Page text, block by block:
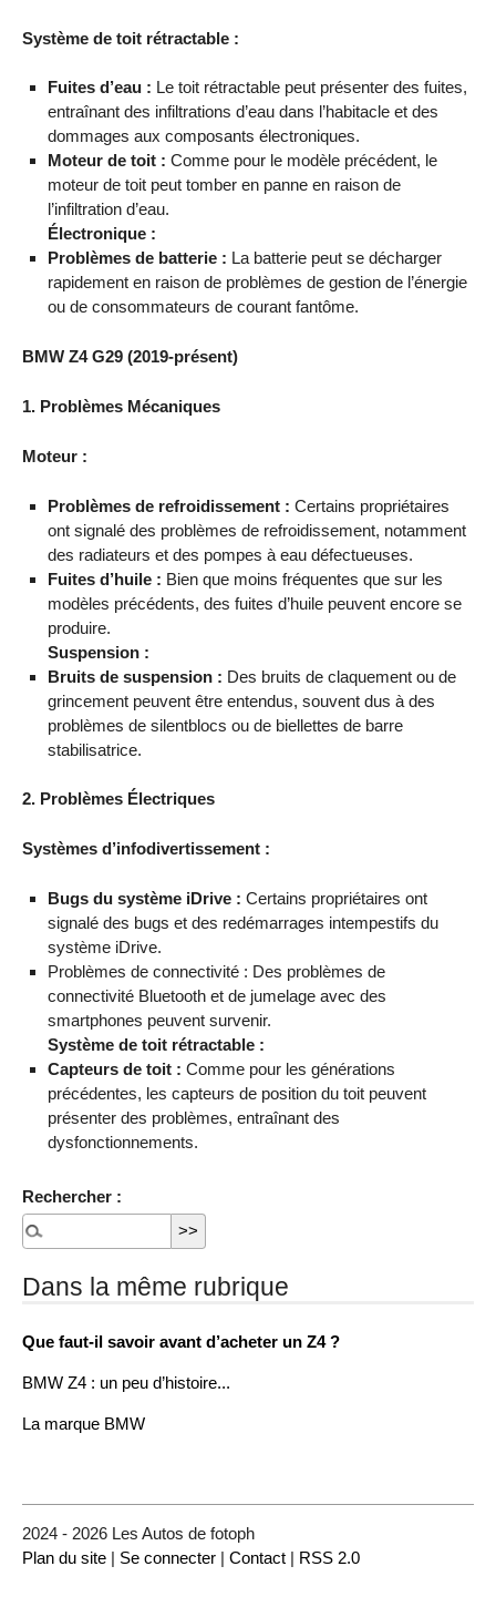
Système de toit rétractable :
Fuites d’eau : Le toit rétractable peut présenter des fuites,
entraînant des infiltrations d’eau dans l’habitacle et des
dommages aux composants électroniques.
Moteur de toit : Comme pour le modèle précédent, le
moteur de toit peut tomber en panne en raison de
l’infiltration d’eau.
Électronique :
Problèmes de batterie : La batterie peut se décharger
rapidement en raison de problèmes de gestion de l’énergie
ou de consommateurs de courant fantôme.
BMW Z4 G29 (2019-présent)
1. Problèmes Mécaniques
Moteur :
Problèmes de refroidissement : Certains propriétaires
ont signalé des problèmes de refroidissement, notamment
des radiateurs et des pompes à eau défectueuses.
Fuites d’huile : Bien que moins fréquentes que sur les
modèles précédents, des fuites d’huile peuvent encore se
produire.
Suspension :
Bruits de suspension : Des bruits de claquement ou de
grincement peuvent être entendus, souvent dus à des
problèmes de silentblocs ou de biellettes de barre
stabilisatrice.
2. Problèmes Électriques
Systèmes d’infodivertissement :
Bugs du système iDrive : Certains propriétaires ont
signalé des bugs et des redémarrages intempestifs du
système iDrive.
Problèmes de connectivité : Des problèmes de
connectivité Bluetooth et de jumelage avec des
smartphones peuvent survenir.
Système de toit rétractable :
Capteurs de toit : Comme pour les générations
précédentes, les capteurs de position du toit peuvent
présenter des problèmes, entraînant des
dysfonctionnements.
Rechercher :
Dans la même rubrique
Que faut-il savoir avant d’acheter un Z4 ?
BMW Z4 : un peu d’histoire...
La marque BMW
2024 - 2026 Les Autos de fotoph
Plan du site | Se connecter | Contact | RSS 2.0